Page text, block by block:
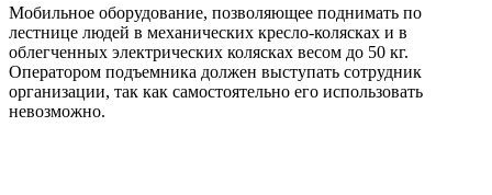
Мобильное оборудование, позволяющее поднимать по
лестнице людей в механических кресло-колясках и в
облегченных электрических колясках весом до 50 кг.
Оператором подъемника должен выступать сотрудник
организации, так как самостоятельно его использовать
невозможно.